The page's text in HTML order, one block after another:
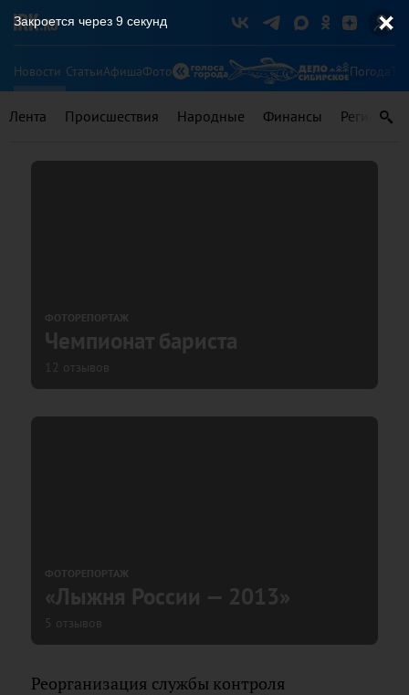
Новости СтатьиАфишаФото Погода
Лента Происшествия Народные Финансы Регионы
ФОТОРЕПОРТАЖ
Чемпионат бариста
12 отзывов
ФОТОРЕПОРТАЖ
«Лыжня России — 2013»
5 отзывов
Реорганизация службы контроля
Закроется через 8 секунд